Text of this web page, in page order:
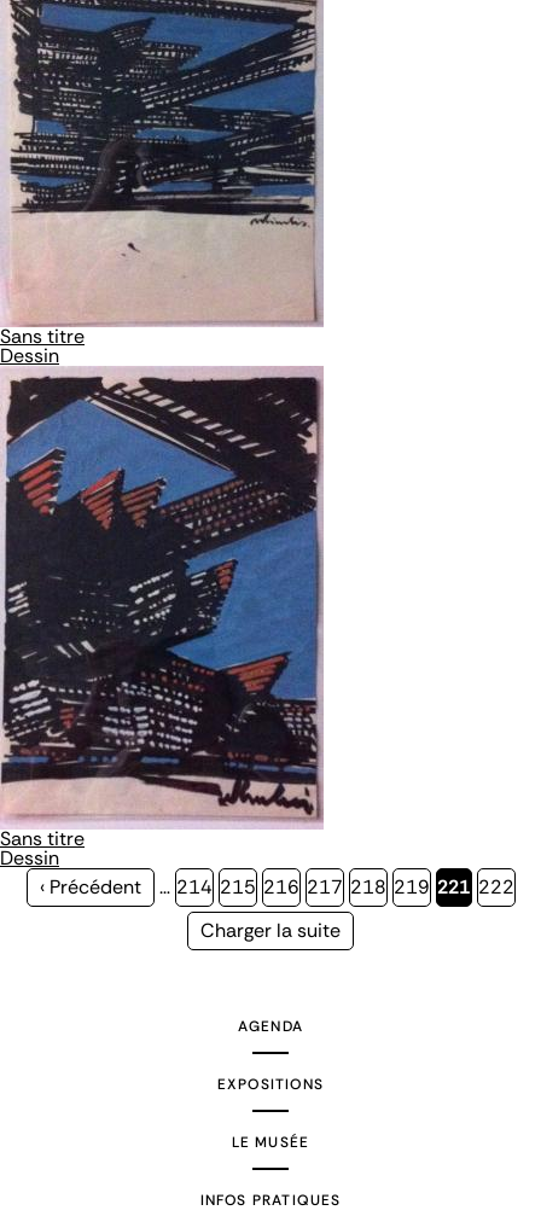
Sans titre
Dessin
Sans titre
Dessin
Page
‹ Précédent … Page
214 Page
215 Page
216 Page
217 Page
218 Page
219 Page
221 Page
222
Page
Charger la suite
AGENDA
EXPOSITIONS
LE MUSÉE
INFOS PRATIQUES